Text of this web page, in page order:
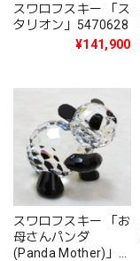
スワロフスキー 「ス
タリオン」5470628
¥141,900
スワロフスキー 「お
母さんパンダ
(Panda Mother)」